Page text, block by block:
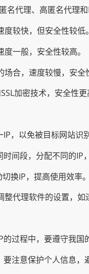
名代理、高匿名代理
度较快，但安全性较低
一般，安全性较高。
场合，速度较慢，安全
SSL加密技术，安全性
IP，以免被目标网站识
时间段，分配不同的IP
切换IP，提高使用效率
整代理软件的设置，
的过程中，要遵守我
要注意保护个人信息，